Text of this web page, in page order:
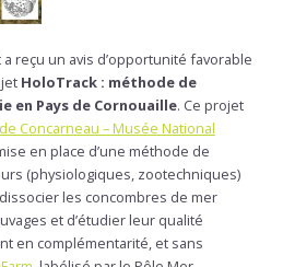
reçu un avis d’opportunité favorable
HoloTrack : méthode de
en Pays de Cornouaille. Ce projet
Concarneau – Musée National
en place d’une méthode de
(physiologiques, zootechniques)
les concombres de mer
et d’étudier leur qualité
en complémentarité, et sans